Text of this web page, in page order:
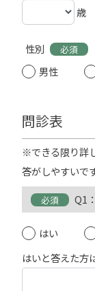
歳
性別 必須
男性
問診表
※できる限り詳
答がしやすいです
必須 Q1
はい
はいと答えた方